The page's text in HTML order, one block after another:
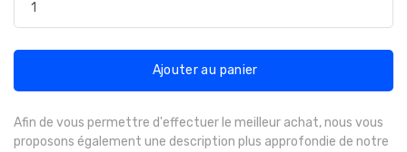
Ajouter au panier
Afin de vous permettre d'effectuer le meilleur achat, nous vous
proposons également une description plus approfondie de notre